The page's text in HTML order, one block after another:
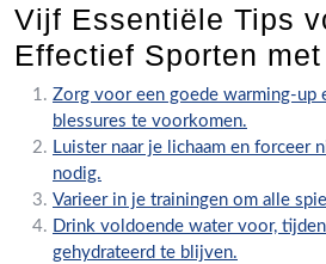
Vijf Essentiële Tips
Effectief Sporten
Zorg voor een goede warming-up
blessures te voorkomen.
Luister naar je lichaam en forceer
nodig.
Varieer in je trainingen om alle
Drink voldoende water voor,
gehydrateerd te blijven.